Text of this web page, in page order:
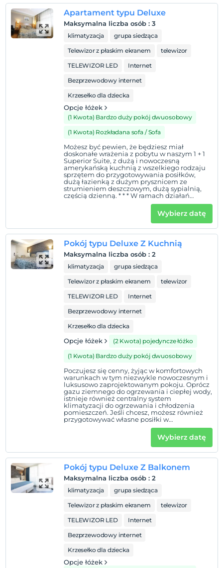
Wymeldować się
Przed 12:00
Zwierzęta niedozwolone
Dostępne miejsca dla palących
Niemowlęta do wieku do 2 są bezpłatne.
Nie ma polityki dotyczącej bezpłatnych dzieci
Apartament typu Deluxe
Maksymalna liczba osób : 3
klimatyzacja
grupa siedząca
Telewizor z płaskim ekranem
telewizor
TELEWIZOR LED
Internet
Bezprzewodowy internet
Krzesełko dla dziecka
Opcje łóżek
(1 Kwota) Bardzo duży pokój dwuosobowy
(1 Kwota) Rozkładana sofa / Sofa
Możesz być pewien, że będziesz miał
doskonałe wrażenia z pobytu w naszym 1 + 1
Superior Suite, z dużą i nowoczesną
amerykańską kuchnią z wszelkiego rodzaju
sprzętem do przygotowywania posiłków,
dużą łazienką z dużym prysznicem ze
strumieniem deszczowym, dużą sypialnią,
częścią dzienną. * * * W ramach działań
związanych z COVID 19 nasze pomieszczenia
są wietrzone przez co najmniej 24 godziny i
Wybierz datę
Pokój typu Deluxe Z Kuchnią
Maksymalna liczba osób : 2
klimatyzacja
grupa siedząca
Telewizor z płaskim ekranem
telewizor
TELEWIZOR LED
Internet
Bezprzewodowy internet
Krzesełko dla dziecka
Opcje łóżek
(2 Kwota) pojedyncze łóżko
(1 Kwota) Bardzo duży pokój dwuosobowy
Poczujesz się cenny, żyjąc w komfortowych
warunkach w tym niezwykle nowoczesnym i
luksusowo zaprojektowanym pokoju. Oprócz
gazu ziemnego do ogrzewania i ciepłej wody,
istnieje również centralny system
klimatyzacji do ogrzewania i chłodzenia
pomieszczeń. Jeśli chcesz, możesz również
przygotowywać własne posiłki w
nowoczesnej i pomysłowej mini kuchni. * * *
W ramach działań związanych z COVID 19
nasze pomieszczenia są wietrzone przez co
najmniej 24 godziny i okresowo spryskiwane.
Wybierz datę
Pokój typu Deluxe Z Balkonem
Maksymalna liczba osób : 2
klimatyzacja
grupa siedząca
Telewizor z płaskim ekranem
telewizor
TELEWIZOR LED
Internet
Bezprzewodowy internet
Krzesełko dla dziecka
Opcje łóżek